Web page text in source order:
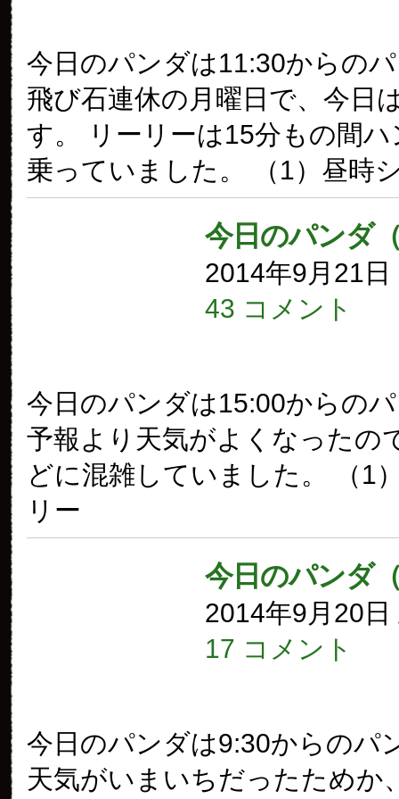
今日のパンダは11:30からの
飛び石連休の月曜日で、今日
す。 リーリーは15分もの間
乗っていました。 （1）昼時
今日のパンダ
2014年9月21日
43 コメント
今日のパンダは15:00からの
予報より天気がよくなったの
どに混雑していました。 （1
リー
今日のパンダ
2014年9月20日
17 コメント
今日のパンダは9:30からのパ
天気がいまいちだったためか